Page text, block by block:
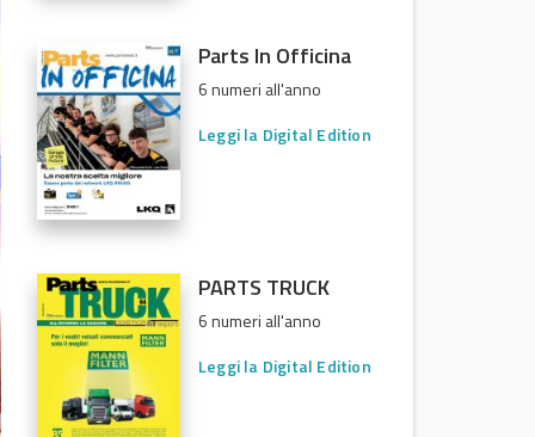
Parts In Officina
6 numeri all'anno
Leggi la Digital Edition
PARTS TRUCK
6 numeri all'anno
Leggi la Digital Edition